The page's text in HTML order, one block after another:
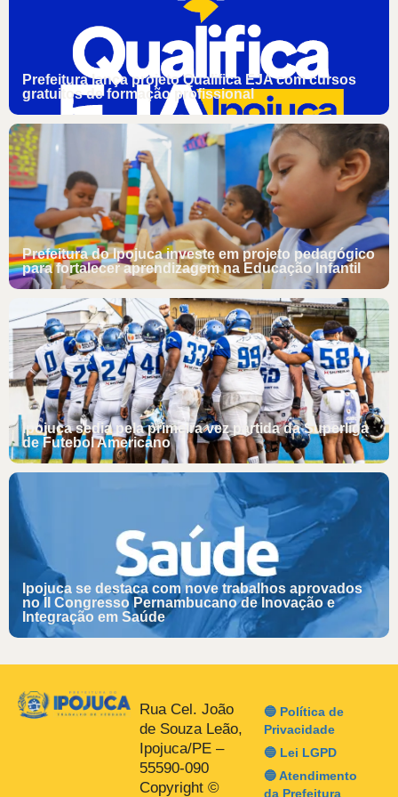
Prefeitura lança projeto Qualifica EJA com cursos
gratuitos de formação profissional
Prefeitura do Ipojuca investe em projeto pedagógico
para fortalecer aprendizagem na Educação Infantil
Ipojuca sedia pela primeira vez partida da Superliga
de Futebol Americano
Ipojuca se destaca com nove trabalhos aprovados
no II Congresso Pernambucano de Inovação e
Integração em Saúde
Rua Cel. João
de Souza Leão,
Ipojuca/PE –
55590-090
Copyright ©
🔵 Política de
Privacidade
🔵 Lei LGPD
🔵 Atendimento
da Prefeitura